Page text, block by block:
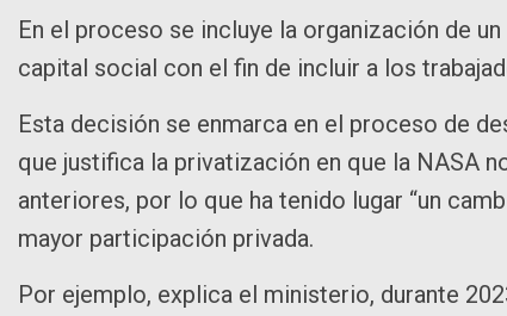
En el proceso se incluye la organización de
capital social con el fin de incluir a los
Esta decisión se enmarca en el proceso de
que justifica la privatización en que la NASA
anteriores, por lo que ha tenido lugar “un
mayor participación privada.
Por ejemplo, explica el ministerio, durante